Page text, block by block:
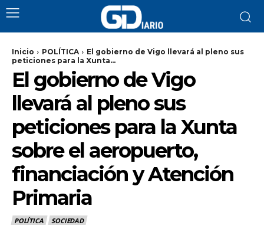
Inicio POLÍTICA
El gobierno de Vigo llevará al pleno sus
peticiones para la Xunta...
El gobierno de Vigo
llevará al pleno sus
peticiones para la Xunta
sobre el aeropuerto,
financiación y Atención
Primaria
POLÍTICA SOCIEDAD